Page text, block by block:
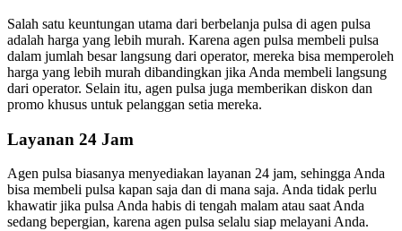
Salah satu keuntungan utama dari berbelanja pulsa di agen pulsa
adalah harga yang lebih murah. Karena agen pulsa membeli pulsa
dalam jumlah besar langsung dari operator, mereka bisa memperoleh
harga yang lebih murah dibandingkan jika Anda membeli langsung
dari operator. Selain itu, agen pulsa juga memberikan diskon dan
promo khusus untuk pelanggan setia mereka.
Layanan 24 Jam
Agen pulsa biasanya menyediakan layanan 24 jam, sehingga Anda
bisa membeli pulsa kapan saja dan di mana saja. Anda tidak perlu
khawatir jika pulsa Anda habis di tengah malam atau saat Anda
sedang bepergian, karena agen pulsa selalu siap melayani Anda.